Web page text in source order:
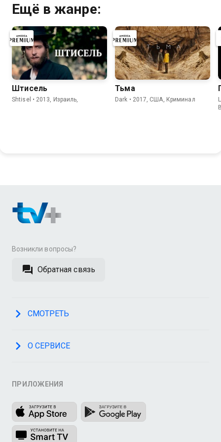
Ещё в жанре:
Штисель
Shtisel • 2013, Израиль,
Тьма
Dark • 2017, США, Криминал
Возникли вопросы?
Обратная связь
СМОТРЕТЬ
О СЕРВИСЕ
ПРИЛОЖЕНИЯ